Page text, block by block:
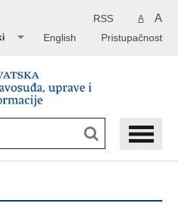
A A
RSS
Pristupačnost
English